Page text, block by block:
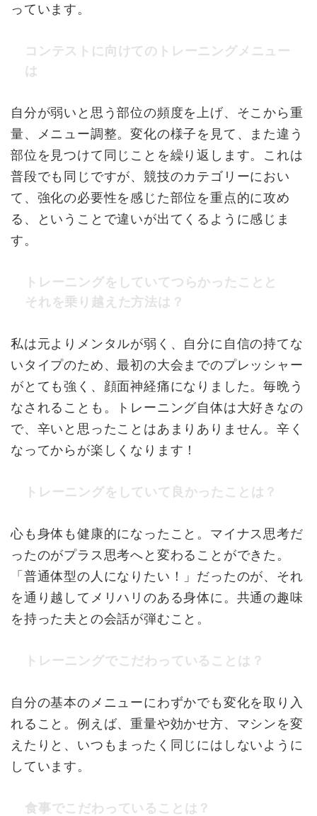
っています。
コンテストに向けてのトレーニングメニュー
は
自分が弱いと思う部位の頻度を上げ、そこから重
量、メニュー調整。変化の様子を見て、また違う
部位を見つけて同じことを繰り返します。これは
普段でも同じですが、競技のカテゴリーにおい
て、強化の必要性を感じた部位を重点的に攻め
る、ということで違いが出てくるように感じま
す。
トレーニングをしていてつらかったことと
それを乗り越えた方法は？
私は元よりメンタルが弱く、自分に自信の持てな
いタイプのため、最初の大会までのプレッシャー
がとても強く、顔面神経痛になりました。毎晩う
なされることも。トレーニング自体は大好きなの
で、辛いと思ったことはあまりありません。辛く
なってからが楽しくなります！
トレーニングをしていて良かったことは？
心も身体も健康的になったこと。マイナス思考だ
ったのがプラス思考へと変わることができた。
「普通体型の人になりたい！」だったのが、それ
を通り越してメリハリのある身体に。共通の趣味
を持った夫との会話が弾むこと。
トレーニングでこだわっていることは？
自分の基本のメニューにわずかでも変化を取り入
れること。例えば、重量や効かせ方、マシンを変
えたりと、いつもまったく同じにはしないように
しています。
食事でこだわっていることは？